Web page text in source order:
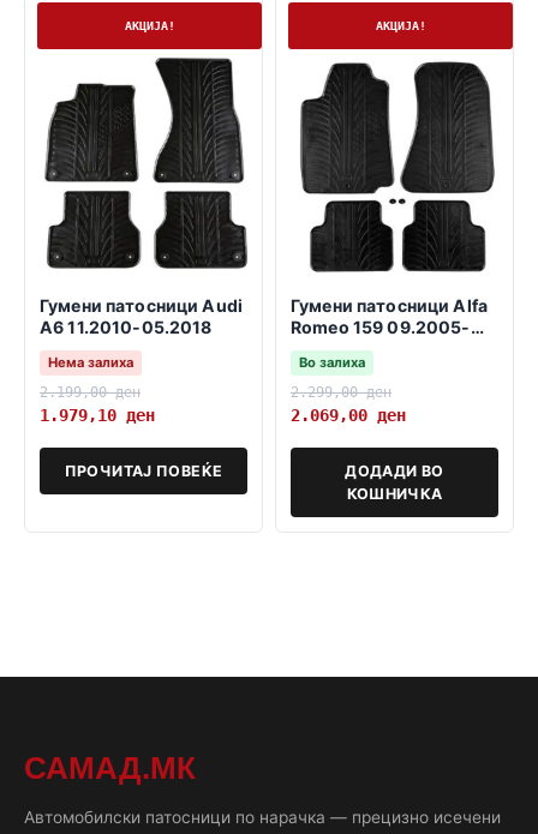
Нема залихаАКЦИЈА!
Гумени патосници Audi
A6 11.2010-05.2018
Нема залиха
2.199,00ден
1.979,10 ден
ПРОЧИТАЈ ПОВЕЌЕ
АКЦИЈА!
Гумени патосници Alfa
Romeo 159 09.2005-
11.2011
Во залиха
2.299,00ден
2.069,00 ден
ДОДАДИ ВО
КОШНИЧКА
САМАД.МК
Автомобилски патосници по нарачка — прецизно исечени